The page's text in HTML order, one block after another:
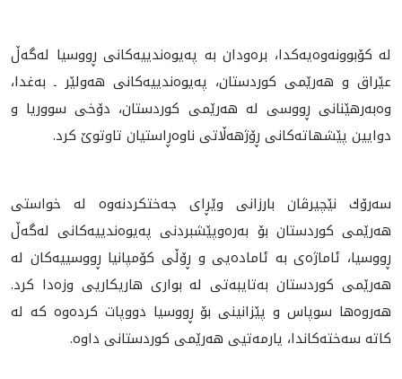
له‌ كۆبوونه‌وه‌يه‌كدا، بره‌ودان به‌ په‌يوه‌ندييه‌كانى ڕووسيا له‌گه‌ڵ
عێراق و هه‌رێمى كوردستان، په‌يوه‌ندييه‌كانى هه‌ولێر ـ به‌غدا،
وه‌به‌ر‌هێنانى ڕووسى له‌ هه‌رێمى كوردستان، دۆخى سووريا و
دوايين پێشهاته‌كانى ڕۆژهه‌ڵاتى ناوه‌ڕاستيان تاوتوێ كرد.
سه‌رۆك نێچيرڤان بارزانى وێڕاى جه‌ختكردنه‌وه‌ له‌ خواستى
هه‌رێمى كوردستان بۆ به‌ره‌وپێشبردنى په‌يوه‌ندييه‌كانى له‌گه‌ڵ
ڕووسيا، ئاماژه‌ى به‌ ئاماده‌يى و ڕۆڵى كۆمپانيا ڕووسييه‌كان له‌
هه‌رێمى كوردستان به‌تايبه‌تى له‌ بوارى هاريكاريى وزه‌دا كرد.
هه‌روه‌ها سوپاس و پێزانينى بۆ ڕووسيا دووپات كرده‌وه‌ كه‌ له‌
كاته‌ سه‌خته‌كاندا، يارمه‌تيى هه‌رێمى كوردستانى داوه‌.